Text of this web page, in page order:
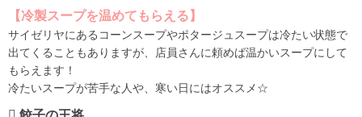
【冷製スープを温めてもらえる】
サイゼリヤにあるコーンスープやポタージュスープは冷たい状態で
出てくることもありますが、店員さんに頼めば温かいスープにして
もらえます！
冷たいスープが苦手な人や、寒い日にはオススメ☆